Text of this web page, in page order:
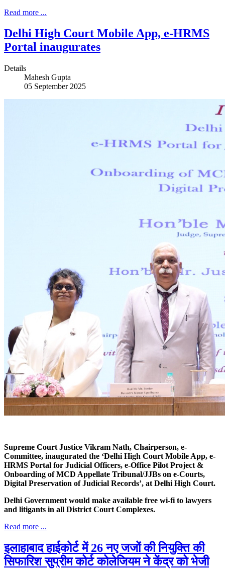
Read more ...
Delhi High Court Mobile App, e-HRMS
Portal inaugurates
Details
Mahesh Gupta
05 September 2025
Supreme Court Justice Vikram Nath, Chairperson, e-
Committee, inaugurated the ‘Delhi High Court Mobile App, e-
HRMS Portal for Judicial Officers, e-Office Pilot Project &
Onboarding of MCD Appellate Tribunal/JJBs on e-Courts,
Digital Preservation of Judicial Records’, at Delhi High Court.
Delhi Government would make available free wi-fi to lawyers
and litigants in all District Court Complexes.
Read more ...
इलाहाबाद हाईकोर्ट में 26 नए जजों की नियुक्ति की
सिफारिश सुप्रीम कोर्ट कोलेजियम ने केंद्र को भेजी